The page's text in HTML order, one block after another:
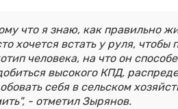
что я знаю, как правильно
хочется встать у руля,
человека, на что он
высокого КПД,
себя в сельском
- отметил Зырянов.